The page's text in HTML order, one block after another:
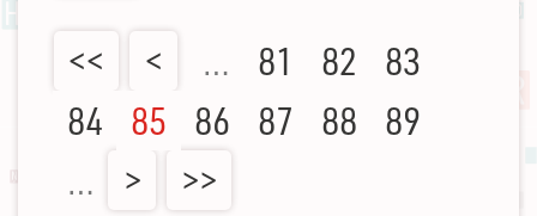
<< < … 81 82
83
84
85 86 87 88
89
…
> >>